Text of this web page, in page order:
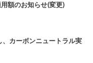
額のお知らせ(変更)
カーボンニュートラル実